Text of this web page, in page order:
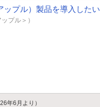
ップル）製品を導入したい
プル＞）
年6月より）